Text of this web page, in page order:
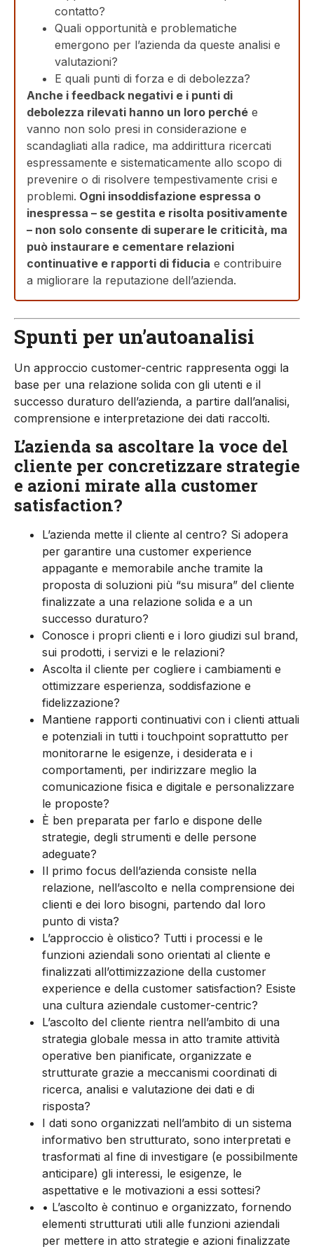
contatto?
Quali opportunità e problematiche
emergono per l’azienda da queste analisi e
valutazioni?
E quali punti di forza e di debolezza?
Anche i feedback negativi e i punti di
debolezza rilevati hanno un loro perché e
vanno non solo presi in considerazione e
scandagliati alla radice, ma addirittura ricercati
espressamente e sistematicamente allo scopo di
prevenire o di risolvere tempestivamente crisi e
problemi. Ogni insoddisfazione espressa o
inespressa – se gestita e risolta positivamente
– non solo consente di superare le criticità, ma
può instaurare e cementare relazioni
continuative e rapporti di fiducia e contribuire
a migliorare la reputazione dell’azienda.
Spunti per un’autoanalisi
Un approccio customer-centric rappresenta oggi la
base per una relazione solida con gli utenti e il
successo duraturo dell’azienda, a partire dall’analisi,
comprensione e interpretazione dei dati raccolti.
L’azienda sa ascoltare la voce del
cliente per concretizzare strategie
e azioni mirate alla customer
satisfaction?
L’azienda mette il cliente al centro? Si adopera
per garantire una customer experience
appagante e memorabile anche tramite la
proposta di soluzioni più “su misura” del cliente
finalizzate a una relazione solida e a un
successo duraturo?
Conosce i propri clienti e i loro giudizi sul brand,
sui prodotti, i servizi e le relazioni?
Ascolta il cliente per cogliere i cambiamenti e
ottimizzare esperienza, soddisfazione e
fidelizzazione?
Mantiene rapporti continuativi con i clienti attuali
e potenziali in tutti i touchpoint soprattutto per
monitorarne le esigenze, i desiderata e i
comportamenti, per indirizzare meglio la
comunicazione fisica e digitale e personalizzare
le proposte?
È ben preparata per farlo e dispone delle
strategie, degli strumenti e delle persone
adeguate?
Il primo focus dell’azienda consiste nella
relazione, nell’ascolto e nella comprensione dei
clienti e dei loro bisogni, partendo dal loro
punto di vista?
L’approccio è olistico? Tutti i processi e le
funzioni aziendali sono orientati al cliente e
finalizzati all’ottimizzazione della customer
experience e della customer satisfaction? Esiste
una cultura aziendale customer-centric?
L’ascolto del cliente rientra nell’ambito di una
strategia globale messa in atto tramite attività
operative ben pianificate, organizzate e
strutturate grazie a meccanismi coordinati di
ricerca, analisi e valutazione dei dati e di
risposta?
I dati sono organizzati nell’ambito di un sistema
informativo ben strutturato, sono interpretati e
trasformati al fine di investigare (e possibilmente
anticipare) gli interessi, le esigenze, le
aspettative e le motivazioni a essi sottesi?
• L’ascolto è continuo e organizzato, fornendo
elementi strutturati utili alle funzioni aziendali
per mettere in atto strategie e azioni finalizzate